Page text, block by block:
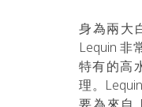
身為兩大
Lequin 非
特有的高
理。